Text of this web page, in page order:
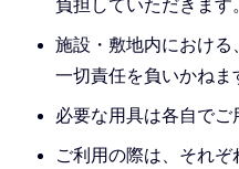
負担していただきます
施設・敷地内における
一切責任を負いかねま
必要な用具は各自でご
ご利用の際は、それ